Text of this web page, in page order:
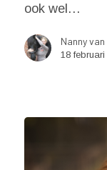
ook wel…
Nanny
18 februari